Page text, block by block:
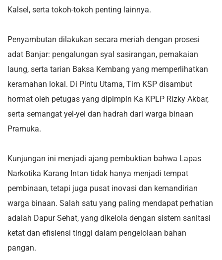
Kalsel, serta tokoh-tokoh penting lainnya.
Penyambutan dilakukan secara meriah dengan prosesi
adat Banjar: pengalungan syal sasirangan, pemakaian
laung, serta tarian Baksa Kembang yang memperlihatkan
keramahan lokal. Di Pintu Utama, Tim KSP disambut
hormat oleh petugas yang dipimpin Ka KPLP Rizky Akbar,
serta semangat yel-yel dan hadrah dari warga binaan
Pramuka.
Kunjungan ini menjadi ajang pembuktian bahwa Lapas
Narkotika Karang Intan tidak hanya menjadi tempat
pembinaan, tetapi juga pusat inovasi dan kemandirian
warga binaan. Salah satu yang paling mendapat perhatian
adalah Dapur Sehat, yang dikelola dengan sistem sanitasi
ketat dan efisiensi tinggi dalam pengelolaan bahan
pangan.